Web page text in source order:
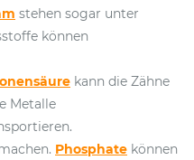
stehen sogar unter
können
kann die Zähne
Metalle
Phosphate können